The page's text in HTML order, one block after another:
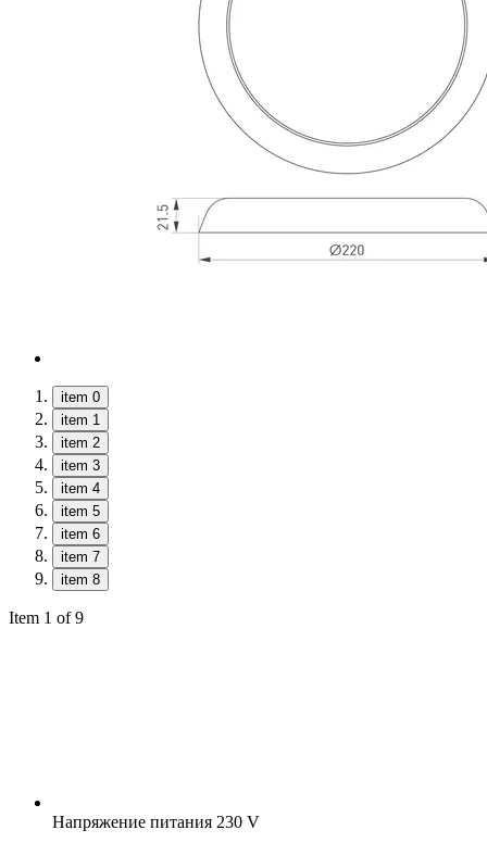
item 0
item 1
item 2
item 3
item 4
item 5
item 6
item 7
item 8
Item 1 of 9
Напряжение питания 230 V